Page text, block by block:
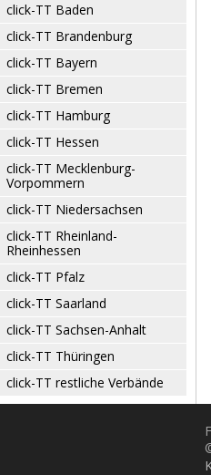
click-TT Baden
click-TT Brandenburg
click-TT Bayern
click-TT Bremen
click-TT Hamburg
click-TT Hessen
click-TT Mecklenburg-
Vorpommern
click-TT Niedersachsen
click-TT Rheinland-
Rheinhessen
click-TT Pfalz
click-TT Saarland
click-TT Sachsen-Anhalt
click-TT Thüringen
click-TT restliche Verbände